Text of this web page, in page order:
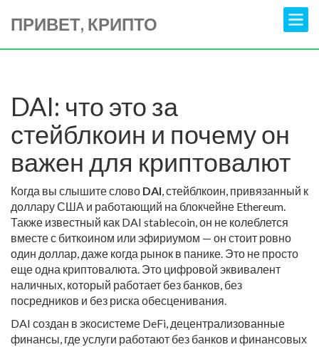
ПРИВЕТ, КРИПТО
DAI: что это за
стейблкоин и почему он
важен для криптовалют
Когда вы слышите слово DAI,стейблкоин, привязанный к
доллару США и работающий на блокчейне Ethereum.
Также известный как DAI stablecoin, он не колеблется
вместе с биткоином или эфириумом — он стоит ровно
один доллар, даже когда рынок в панике. Это не просто
еще одна криптовалюта. Это цифровой эквивалент
наличных, который работает без банков, без
посредников и без риска обесценивания.
DAI создан в экосистеме DeFi, децентрализованные
финансы, где услуги работают без банков и финансовых